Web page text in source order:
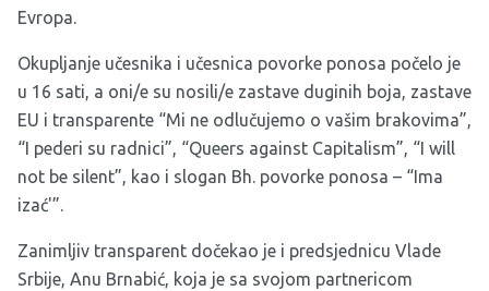
Evropa.
Okupljanje učesnika i učesnica povorke ponosa počelo je
u 16 sati, a oni/e su nosili/e zastave duginih boja, zastave
EU i transparente “Mi ne odlučujemo o vašim brakovima”,
“I pederi su radnici”, “Queers against Capitalism”, “I will
not be silent”, kao i slogan Bh. povorke ponosa – “Ima
izać'”.
Zanimljiv transparent dočekao je i predsjednicu Vlade
Srbije, Anu Brnabić, koja je sa svojom partnericom